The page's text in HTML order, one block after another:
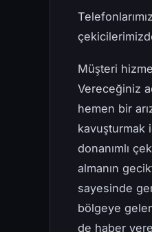
Müşteri
Vereceğiniz
hemen bir
kavuşturmak
donanımlı
almanın
sayesinde
bölgeye
de haber